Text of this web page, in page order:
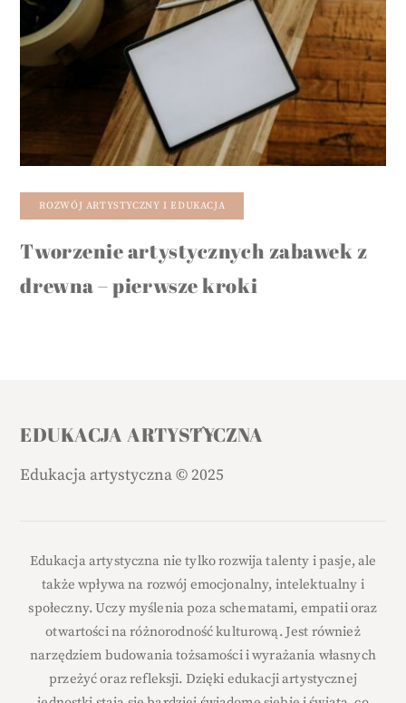
ROZWÓJ ARTYSTYCZNY I EDUKACJA
Tworzenie artystycznych zabawek z
drewna – pierwsze kroki
Back
Top
EDUKACJA ARTYSTYCZNA
Edukacja artystyczna© 2025
Edukacja artystyczna nie tylko rozwija talenty i pasje, ale
także wpływa na rozwój emocjonalny, intelektualny i
społeczny. Uczy myślenia poza schematami, empatii oraz
otwartości na różnorodność kulturową. Jest również
narzędziem budowania tożsamości i wyrażania własnych
przeżyć oraz refleksji. Dzięki edukacji artystycznej